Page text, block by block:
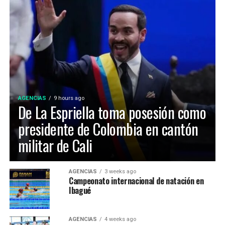
tono político que comienza este martes 24 de
septiembre. (Con inf. de AP–AFP—Reuters–‘Ansa)
Tema relacionado : Científicos comprueban final de
glaciar venezolano
AGENCIAS 9 hours ago
De La Espriella toma posesión como
presidente de Colombia en cantón
militar de Cali
AGENCIAS 3 weeks ago
Campeonato internacional de natación en
Ibagué
AGENCIAS 4 weeks ago